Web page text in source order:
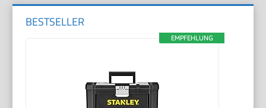
BESTSELLER
EMPFEHLUNG